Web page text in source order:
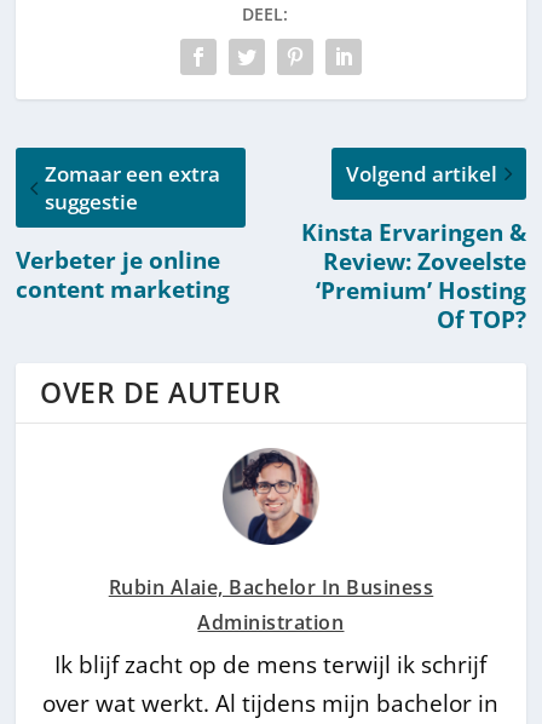
DEEL:
Zomaar een extra
suggestie
Verbeter je online
content marketing
Volgend artikel
Kinsta Ervaringen &
Review: Zoveelste
‘Premium’ Hosting
Of TOP?
OVER DE AUTEUR
Rubin Alaie, Bachelor In Business
Administration
Ik blijf zacht op de mens terwijl ik schrijf
over wat werkt. Al tijdens mijn bachelor in